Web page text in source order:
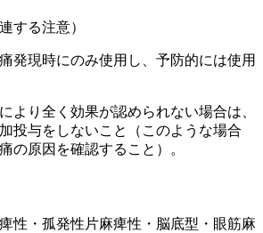
する注意）
発現時にのみ使用し、予防的には使用
より全く効果が認められない場合は、
投与をしないこと（このような場合
の原因を確認すること）。
性・孤発性片麻痺性・脳底型・眼筋麻